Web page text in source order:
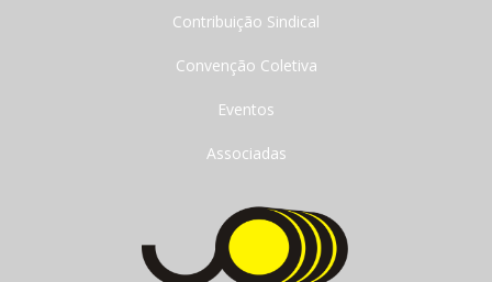
Contribuição Sindical
Convenção Coletiva
Eventos
Associadas